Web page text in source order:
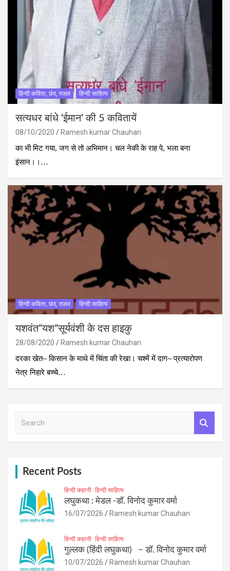
हिन्दी कविता, छंद, ग़ज़ल हिन्दी साहित्य
सत्‍यधर बांधे ‘ईमान’ की 5 कवितायें
08/10/2020
Ramesh kumar Chauhan
का भी मिट गया, जग से तो अभिमान। चल नेकी के राह पे, भला बना
इंसान।।…
हिन्दी कविता, छंद, ग़ज़ल हिन्दी साहित्य
यशवंत”यश”सूर्यवंशी के दस हाइकु
28/08/2020
Ramesh kumar Chauhan
दरका खेत~ किसान के माथे में चिंता की रेखा। चश्में में दाग~ प्रत्यारोपण
नेत्र निहारे बच्चे…
Recent Posts
हिन्दी कहानी हिन्दी साहित्य
लघुकथा : मेडल -डॉ. विनोद कुमार वर्मा
16/07/2026 Ramesh kumar Chauhan
हिन्दी कहानी हिन्दी साहित्य
गुल्लक (हिंदी लघुकथा) – डॉ. विनोद कुमार वर्मा
10/07/2026 Ramesh kumar Chauhan